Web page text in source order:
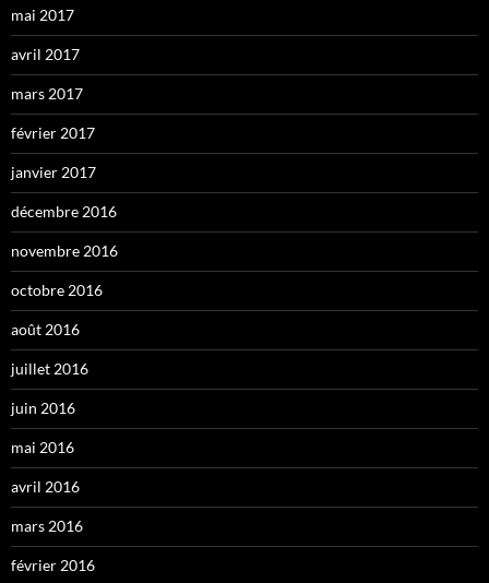
mai 2017
avril 2017
mars 2017
février 2017
janvier 2017
décembre 2016
novembre 2016
octobre 2016
août 2016
juillet 2016
juin 2016
mai 2016
avril 2016
mars 2016
février 2016